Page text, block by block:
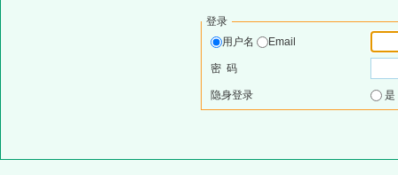
登录
用户名
Email
密 码
隐身登录